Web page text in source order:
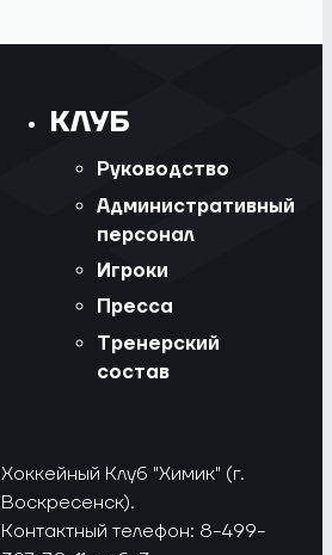
КЛУБ
Руководство
Административный
персонал
Игроки
Пресса
Тренерский
состав
Хоккейный Клуб "Химик" (г.
Воскресенск).
Контактный телефон: 8-499-